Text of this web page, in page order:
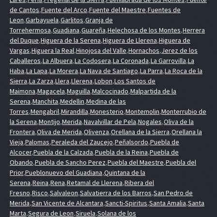
de Cantos,Fuente del Arco,Fuente del Maestre,Fuentes de
Leon,Garbayuela,Garlitos,Granja de
Torrehermosa,Guadiana,Guareña,Helechosa de los Montes,Herrera
del Duque,Higuera de la Serena,Higuera de Llerena,Higuera de
Vargas,Higuera la Real,Hinojosa del Valle,Hornachos,Jerez de los
Caballeros,La Albuera,La Codosera,La Coronada,La Garrovilla,La
Haba,La Lapa,La Morera,La Nava de Santiago,La Parra,La Roca de la
Sierra,La Zarza,Llera,Llerena,Lobon,Los Santos de
Maimona,Magacela,Maguilla,Malcocinado,Malpartida de la
Serena,Manchita,Medellin,Medina de las
Torres,Mengabril,Mirandilla,Monesterio,Montemolin,Monterrubio de
la Serena,Montijo,Merida,Navalvillar de Pela,Nogales,Oliva de la
Frontera,Oliva de Merida,Olivenza,Orellana de la Sierra,Orellana la
Vieja,Palomas,Peraleda del Zaucejo,Peñalsordo,Puebla de
Alcocer,Puebla de la Calzada,Puebla de la Reina,Puebla de
Obando,Puebla de Sancho Perez,Puebla del Maestre,Puebla del
Prior,Pueblonuevo del Guadiana,Quintana de la
Serena,Reina,Rena,Retamal de Llerena,Ribera del
Fresno,Risco,Salvaleon,Salvatierra de los Barros,San Pedro de
Merida,San Vicente de Alcantara,Sancti-Spiritus,Santa Amalia,Santa
Marta,Segura de Leon,Siruela,Solana de los